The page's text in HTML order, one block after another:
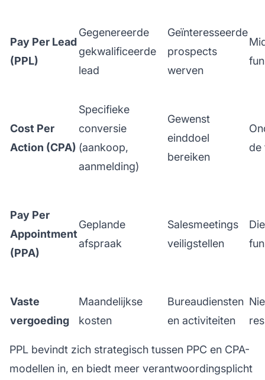
Pay Per Lead
(PPL)
Gegenereerde
gekwalificeerde
lead
Geïnteresseerde
prospects
werven
Cost Per
Action (CPA)
Specifieke
conversie
(aankoop,
aanmelding)
Gewenst
einddoel
bereiken
de
Pay Per
Appointment
(PPA)
Geplande
afspraak
Salesmeetings
veiligstellen
Vaste
vergoeding
Maandelijkse
kosten
Bureaudiensten
en activiteiten
PPL bevindt zich strategisch tussen PPC en CPA-
modellen in, en biedt meer verantwoordingsplicht